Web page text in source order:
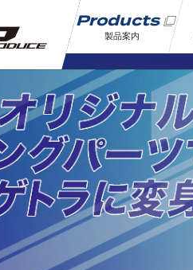
Products
製品案内